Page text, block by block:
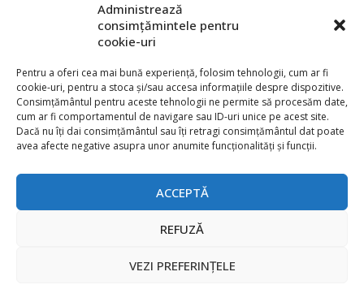
Administrează
consimțămintele pentru
cookie-uri
Pentru a oferi cea mai bună experiență, folosim tehnologii, cum ar fi
cookie-uri, pentru a stoca și/sau accesa informațiile despre dispozitive.
Consimțământul pentru aceste tehnologii ne permite să procesăm date,
cum ar fi comportamentul de navigare sau ID-uri unice pe acest site.
Dacă nu îți dai consimțământul sau îți retragi consimțământul dat poate
avea afecte negative asupra unor anumite funcționalități și funcții.
ACCEPTĂ
REFUZĂ
VEZI PREFERINȚELE
Analog Devices
Anritsu Corporation
Ansys
APS
Arduino
Arm
Asentics
ATEN International
ATTEND Technology
Contact
Publicitate
Abonament la revista “Electronica Azi”